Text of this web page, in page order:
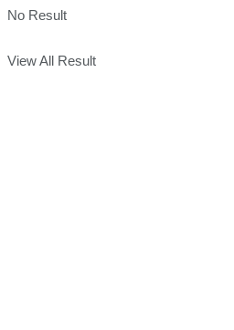
No Result
View All Result